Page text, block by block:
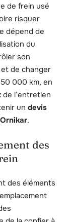
de frein usé
risquer
dépend de
du
son
de changer
000 km, en
de l’entretien
un devis
Ornikar.
des
des éléments